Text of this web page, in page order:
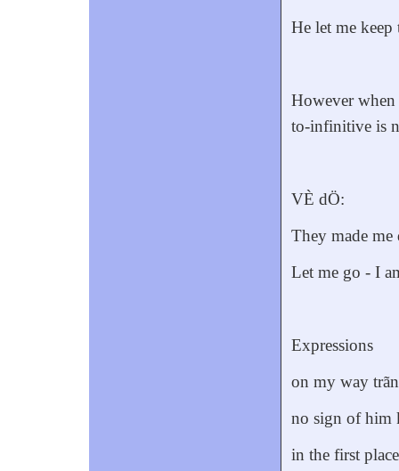
He let me keep
However when
to-infinitive is
VÈ dÖ:
They made
Let me go - I
Expressions
on my way
no sign of him
in the first